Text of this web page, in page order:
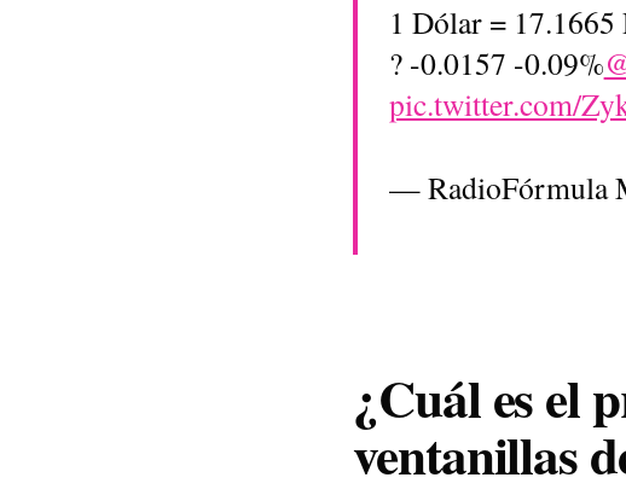
1 Dólar = 17.1665
? -0.0157 -0.09%
pic.twitter.com/
— RadioFórmula
¿Cuál es el
ventanillas